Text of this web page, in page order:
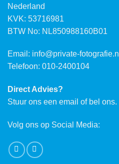
Nederland
KVK: 53716981
BTW No: NL850988160B01
Email: info@private-fotografie.nl
Telefoon: 010-2400104
Direct Advies?
Stuur ons een email of bel ons.
Volg ons op Social Media: